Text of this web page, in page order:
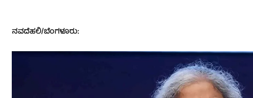
ನವದೆಹಲಿ/ಬೆಂಗಳೂರು: